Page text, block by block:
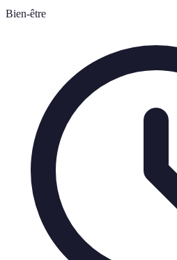
Bien-être